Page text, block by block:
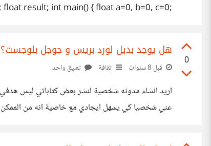
result; int main() { float a=0, b=0, c=0;
0
هل يوجد بديل لورد بريس و جوجل بلوجست؟
قبل 8 سنوات ثقافة تعليق واحد
اريد انشاء مدونه شخصية لنشر بعض كتاباتي ليس هدفي
عني شخصيا كي يسهل ايجادي مع خاصية انه من